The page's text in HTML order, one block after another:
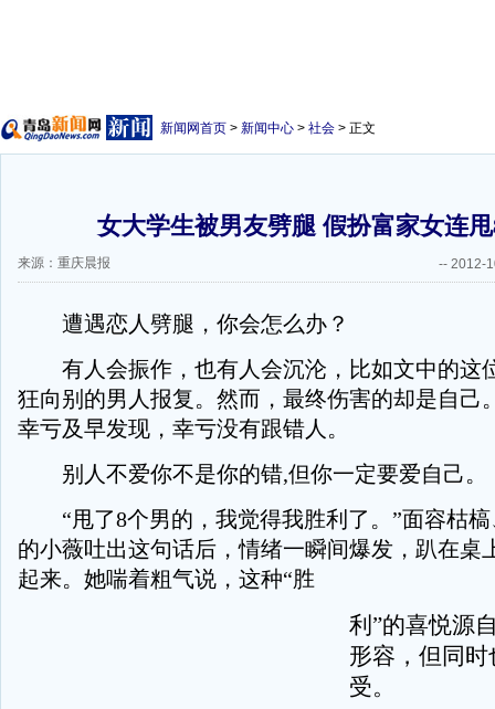
新闻网首页 > 新闻中心 > 社会 > 正文
女大学生被男友劈腿 假扮富家女连
来源：重庆晨报 -- 2012-
遭遇恋人劈腿，你会怎么办？
有人会振作，也有人会沉沦，比如文中的这
狂向别的男人报复。然而，最终伤害的却是自己
幸亏及早发现，幸亏没有跟错人。
别人不爱你不是你的错,但你一定要爱自己。
“甩了8个男的，我觉得我胜利了。”面容枯槁
的小薇吐出这句话后，情绪一瞬间爆发，趴在桌
起来。她喘着粗气说，这种“胜
利”的喜悦源
形容，但同
受。